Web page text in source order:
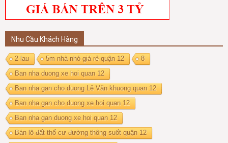
Nhu Cầu Khách Hàng
2 lau 5m nhà nhỏ giá rẻ quận 12
8
Ban nha duong xe hoi quan 12
Ban nha gan cho duong Lê Văn khuong quan 12
Ban nha gan cho duong xe hoi quan 12
Ban nha gan duong xe hoi quan 12
Bán lô đất thổ cư đường thông suốt quận 12